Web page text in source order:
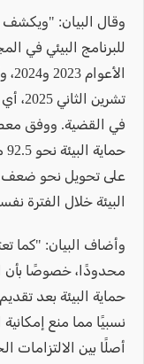
وقال البيان: "ويكشف
للبرنامج البيئي في
في القضية. ووفق
على تحويل نحو ضعف
البيئة خلال الفترة
وأضاف البيان: "كما
محدودًا، خصوصًا بأن
حماية البيئة بعد
نسبيًا مما منع
أصلًا بين الالتزامات